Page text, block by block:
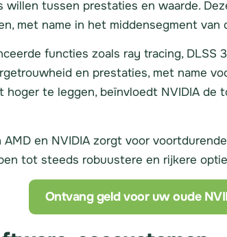
willen tussen prestaties en waarde.
met name in het middensegment van
functies zoals ray tracing, DLSS
en prestaties, met name
hoger te leggen, beïnvloedt NVIDIA
en NVIDIA zorgt voor
tot steeds robuustere en rijkere
Ontvang geld voor uw oude